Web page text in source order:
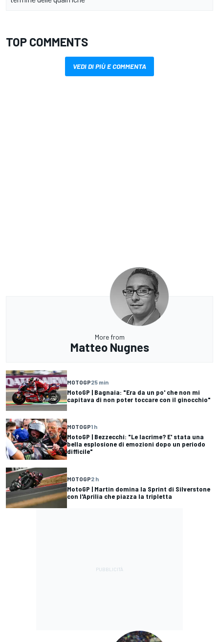
TOP COMMENTS
VEDI DI PIÙ E COMMENTA
More from
Matteo Nugnes
MOTOGP25 min
MotoGP | Bagnaia: "Era da un po' che non mi
capitava di non poter toccare con il ginocchio"
MOTOGP1 h
MotoGP | Bezzecchi: "Le lacrime? E' stata una
bella esplosione di emozioni dopo un periodo
difficile"
MOTOGP2 h
MotoGP | Martin domina la Sprint di Silverstone
con l'Aprilia che piazza la tripletta